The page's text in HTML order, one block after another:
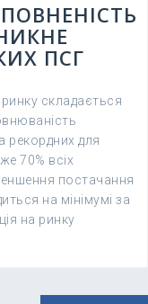
ПСГ
складається
рекордних для
70% всіх
постачання
на мінімумі за
на ринку